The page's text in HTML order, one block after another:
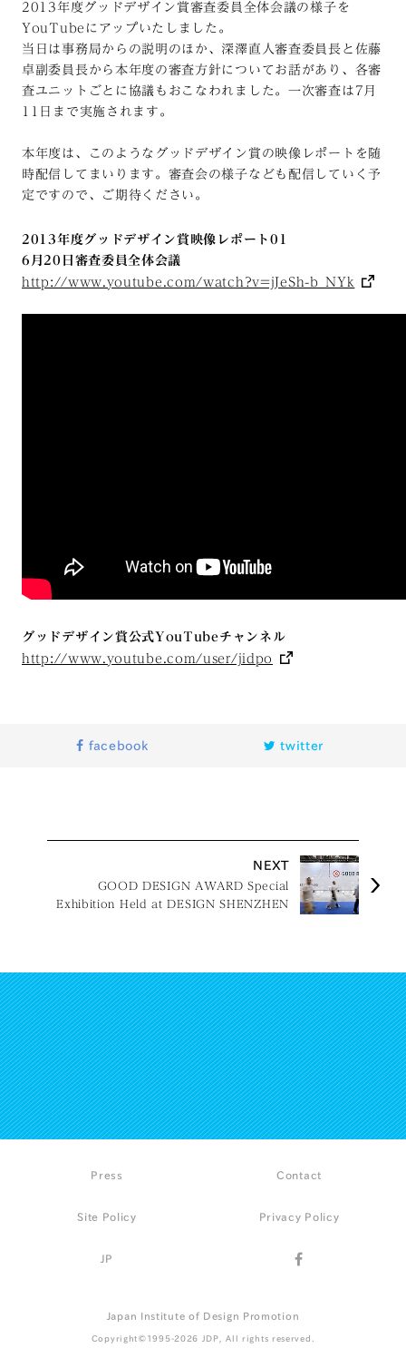
2013年度グッドデザイン賞審査委員全体会議の様子を
YouTubeにアップいたしました。
当日は事務局からの説明のほか、深澤直人審査委員長と佐藤
卓副委員長から本年度の審査方針についてお話があり、各審
査ユニットごとに協議もおこなわれました。一次審査は7月
11日まで実施されます。
本年度は、このようなグッドデザイン賞の映像レポートを随
時配信してまいります。審査会の様子なども配信していく予
定ですので、ご期待ください。
2013年度グッドデザイン賞映像レポート01
6月20日審査委員全体会議
http://www.youtube.com/watch?v=jJeSh-b_NYk
グッドデザイン賞公式YouTubeチャンネル
http://www.youtube.com/user/jidpo
facebook twitter
NEXT
GOOD DESIGN AWARD Special
Exhibition Held at DESIGN SHENZHEN
Press Contact
Site Policy Privacy Policy
JP
Japan Institute of Design Promotion
Copyright©1995-2026 JDP, All rights reserved.